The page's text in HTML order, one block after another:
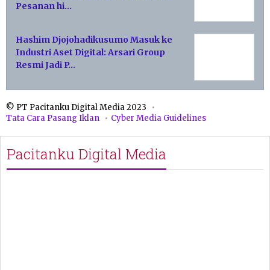
Pesanan hi…
Hashim Djojohadikusumo Masuk ke
Industri Aset Digital: Arsari Group
Resmi Jadi P…
© PT Pacitanku Digital Media 2023
Tata Cara Pasang Iklan
Cyber Media Guidelines
Pacitanku Digital Media